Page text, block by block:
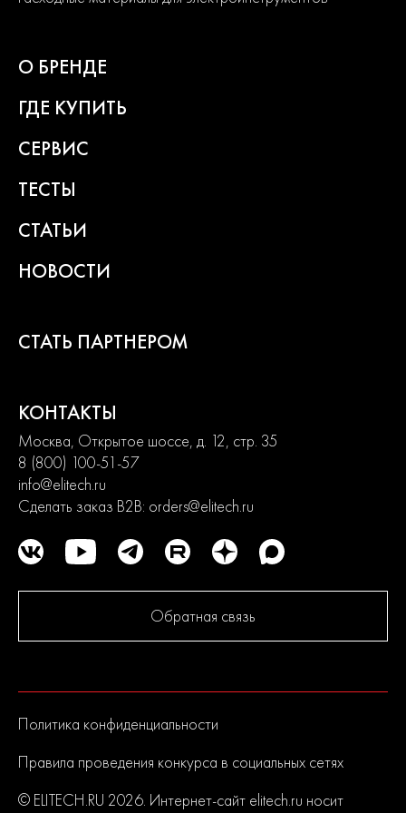
Современный дизайн и превосходная эргономика
О БРЕНДЕ
ГДЕ КУПИТЬ
СЕРВИС
ТЕСТЫ
СТАТЬИ
НОВОСТИ
СТАТЬ ПАРТНЕРОМ
КОНТАКТЫ
Москва, Открытое шоссе, д. 12, стр. 35
8 (800) 100-51-57
info@elitech.ru
Сделать заказ B2B: orders@elitech.ru
Обратная связь
Политика конфиденциальности
Правила проведения конкурса в социальных сетях
© ELITECH.RU 2026. Интернет-сайт elitech.ru носит